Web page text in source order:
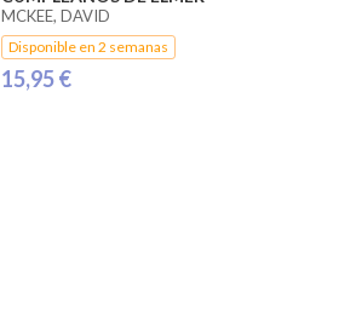
MCKEE, DAVID
Disponible en 2 semanas
15,95 €